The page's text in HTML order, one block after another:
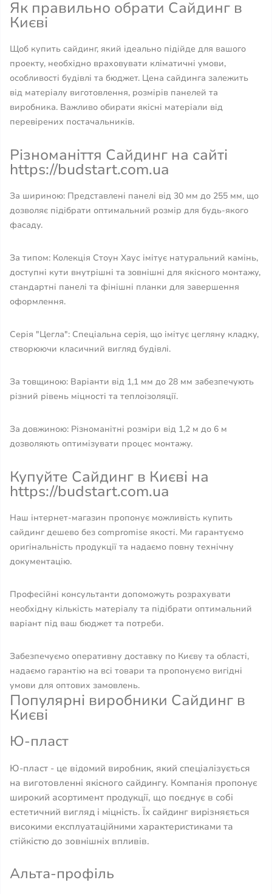
Як правильно обрати Сайдинг в
Києві
Щоб купить сайдинг, який ідеально підійде для вашого
проекту, необхідно враховувати кліматичні умови,
особливості будівлі та бюджет. Цена сайдинга залежить
від матеріалу виготовлення, розмірів панелей та
виробника. Важливо обирати якісні матеріали від
перевірених постачальників.
Різноманіття Сайдинг на сайті
https://budstart.com.ua
За шириною: Представлені панелі від 30 мм до 255 мм, що
дозволяє підібрати оптимальний розмір для будь-якого
фасаду.
За типом: Колекція Стоун Хаус імітує натуральний камінь,
доступні кути внутрішні та зовнішні для якісного монтажу,
стандартні панелі та фінішні планки для завершення
оформлення.
Серія "Цегла": Спеціальна серія, що імітує цегляну кладку,
створюючи класичний вигляд будівлі.
За товщиною: Варіанти від 1,1 мм до 28 мм забезпечують
різний рівень міцності та теплоізоляції.
За довжиною: Різноманітні розміри від 1,2 м до 6 м
дозволяють оптимізувати процес монтажу.
Купуйте Сайдинг в Києві на
https://budstart.com.ua
Наш інтернет-магазин пропонує можливість купить
сайдинг дешево без compromise якості. Ми гарантуємо
оригінальність продукції та надаємо повну технічну
документацію.
Професійні консультанти допоможуть розрахувати
необхідну кількість матеріалу та підібрати оптимальний
варіант під ваш бюджет та потреби.
Забезпечуємо оперативну доставку по Києву та області,
надаємо гарантію на всі товари та пропонуємо вигідні
умови для оптових замовлень.
Популярні виробники Сайдинг в
Києві
Ю-пласт
Ю-пласт - це відомий виробник, який спеціалізується
на виготовленні якісного сайдингу. Компанія пропонує
широкий асортимент продукції, що поєднує в собі
естетичний вигляд і міцність. Їх сайдинг вирізняється
високими експлуатаційними характеристиками та
стійкістю до зовнішніх впливів.
Альта-профіль